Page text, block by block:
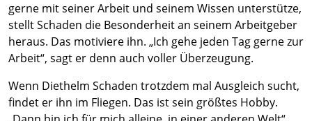
gerne mit seiner Arbeit und seinem Wissen unterstütze,
stellt Schaden die Besonderheit an seinem Arbeitgeber
heraus. Das motiviere ihn. „Ich gehe jeden Tag gerne zur
Arbeit“, sagt er denn auch voller Überzeugung.
Wenn Diethelm Schaden trotzdem mal Ausgleich sucht,
findet er ihn im Fliegen. Das ist sein größtes Hobby.